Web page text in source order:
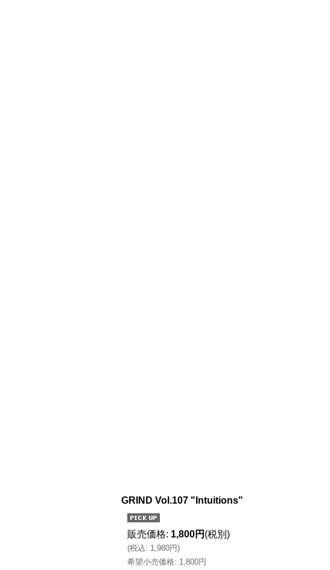
GRIND Vol.107 "Intuitions"
販売価格: 1,800円 (税別)
(税込: 1,980円)
希望小売価格: 1,800円